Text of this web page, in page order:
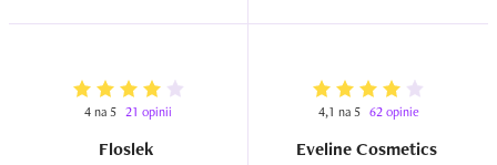
4 na 5 21 opinii
Floslek
4,1 na 5 62 opinie
Eveline Cosmetics